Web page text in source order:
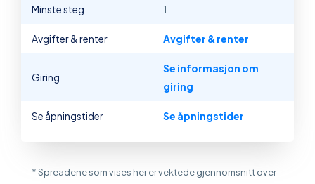
Minste steg 1
Avgifter & renter Avgifter & renter
Giring
Se informasjon om
giring
Se åpningstider Se åpningstider
* Spreadene som vises her er vektede gjennomsnitt over